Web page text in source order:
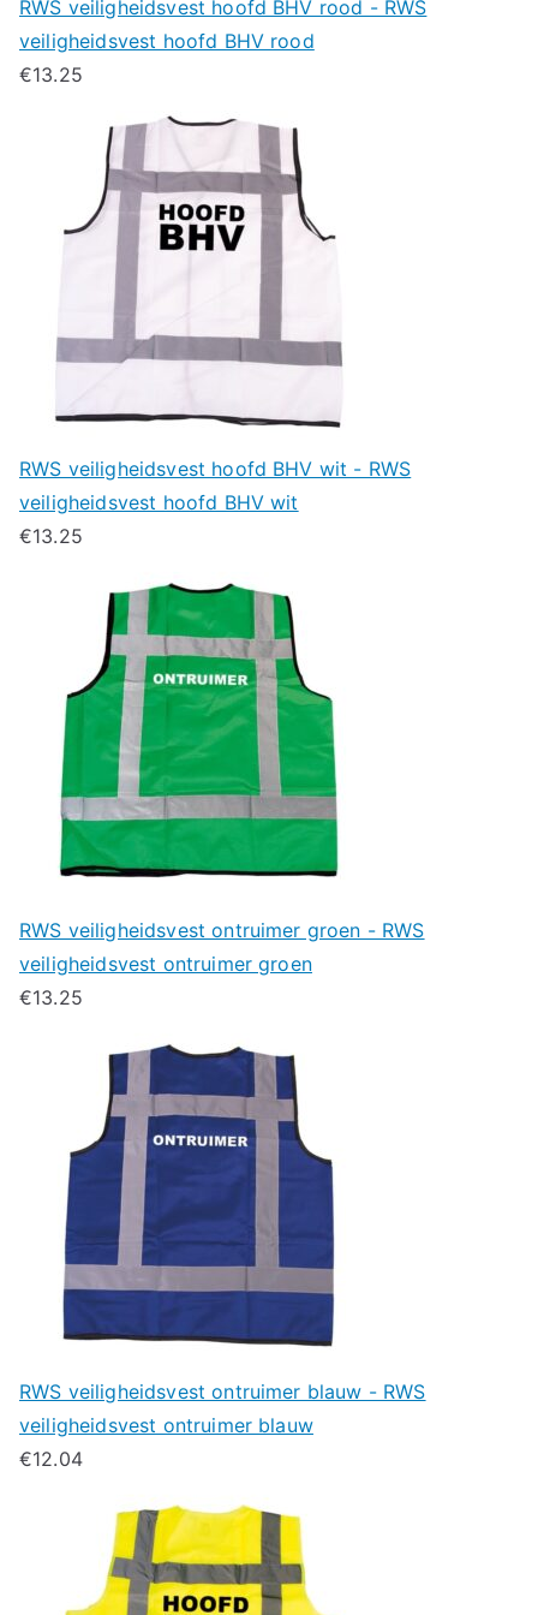
RWS veiligheidsvest hoofd BHV rood - RWS
veiligheidsvest hoofd BHV rood
€13.25
RWS veiligheidsvest hoofd BHV wit - RWS
veiligheidsvest hoofd BHV wit
€13.25
RWS veiligheidsvest ontruimer groen - RWS
veiligheidsvest ontruimer groen
€13.25
RWS veiligheidsvest ontruimer blauw - RWS
veiligheidsvest ontruimer blauw
€12.04